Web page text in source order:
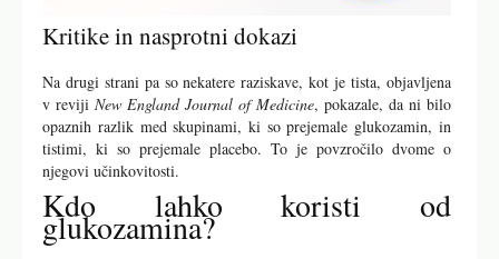
Kritike in nasprotni dokazi
Na drugi strani pa so nekatere raziskave, kot je tista, objavljena
v revijiNew England Journal of Medicine, pokazale, da ni bilo
opaznih razlik med skupinami, ki so prejemale glukozamin, in
tistimi, ki so prejemale placebo. To je povzročilo dvome o
njegovi učinkovitosti.
Kdo lahko koristi od
glukozamina?